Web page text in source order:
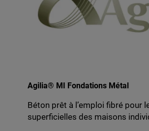
Agilia® MI Fondations Métal
Béton prêt à l’emploi fibré pour
superficielles des maisons